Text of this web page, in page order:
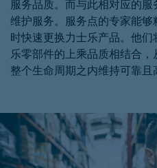
服务品质。而与此相对应的
维护服务。服务点的专家能
时快速更换力士乐产品。他
乐零部件的上乘品质相结合
整个生命周期之内维持可靠且